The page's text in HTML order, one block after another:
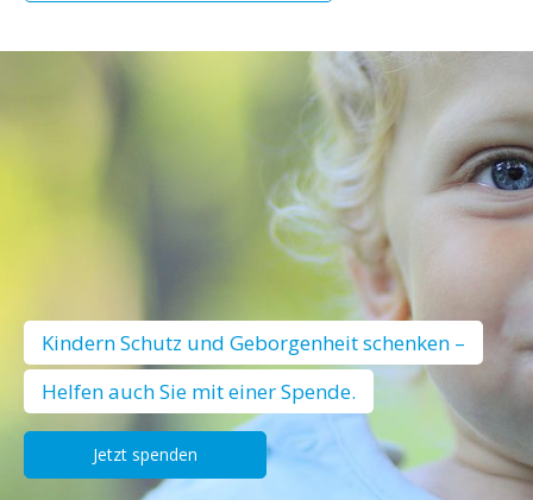
Kindern Schutz und Geborgenheit schenken –
Helfen auch Sie mit einer Spende.
Jetzt spenden